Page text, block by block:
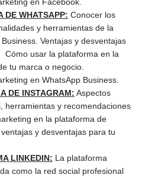
DE WHATSAPP: Conocer los
y herramientas de la
Ventajas y desventajas
Cómo usar la plataforma en la
tu marca o negocio.
en WhatsApp Business.
DE INSTAGRAM: Aspectos
herramientas y recomendaciones
en la plataforma de
y desventajas para tu
LINKEDIN: La plataforma
como la red social profesional